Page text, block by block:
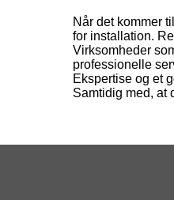
Når det kommer
for installation.
Virksomheder
professionelle
Ekspertise og et
Samtidig med, at